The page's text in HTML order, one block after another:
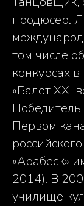
продюсер.
том числе
конкурсах
«Балет XXI
Победитель
Первом
«Арабеск»
2014). В
училище